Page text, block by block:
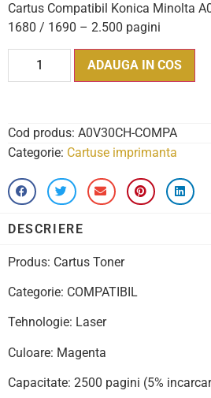
Cartus Compatibil Konica Minolta
1680 / 1690 – 2.500 pagini
ADAUGA IN COS
Cod produs: A0V30CH-COMPA
Categorie: Cartuse imprimanta
DESCRIERE
Produs: Cartus Toner
Categorie: COMPATIBIL
Tehnologie: Laser
Culoare: Magenta
Capacitate: 2500 pagini (5%